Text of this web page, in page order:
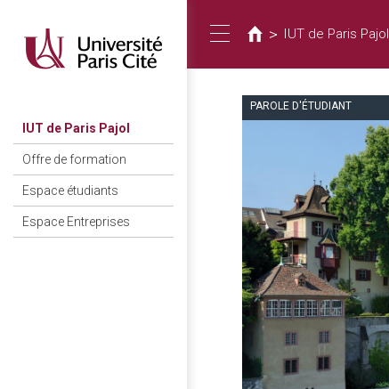
main
content
IUT de Paris Pajol
Offre de formation
Espace étudiants
Espace Entreprises
Toggle
navigation
are
here
> IUT de Paris Pajol
PAROLE D'ÉTUDIANT